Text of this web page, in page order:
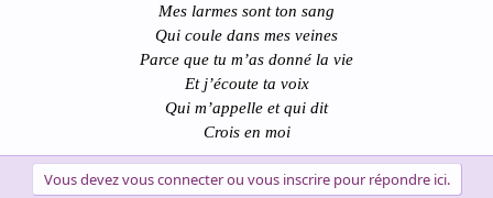
Mes larmes sont ton sang
Qui coule dans mes veines
Parce que tu m’as donné la vie
Et j’écoute ta voix
Qui m’appelle et qui dit
Crois en moi
Vous devez vous connecter ou vous inscrire pour répondre ici.